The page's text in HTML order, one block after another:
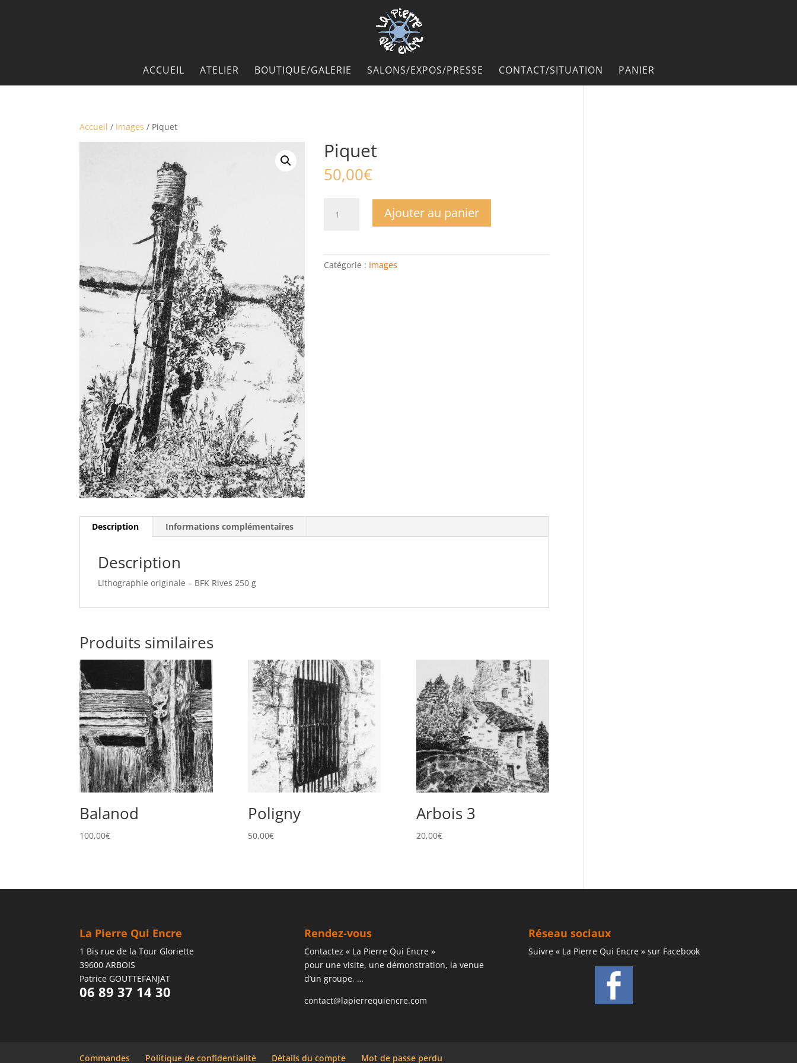
ACCUEIL ATELIER BOUTIQUE/GALERIE SALONS/EXPOS/PRESSE CONTACT/SITUATION PANIER
Accueil / Images / Piquet
Piquet
50,00€
Ajouter au panier
Catégorie : Images
Description Informations complémentaires
Description
Lithographie originale – BFK Rives 250 g
Produits similaires
Balanod
100,00€
Poligny
50,00€
Arbois 3
20,00€
La Pierre Qui Encre
1 Bis rue de la Tour Gloriette
39600 ARBOIS
Patrice GOUTTEFANJAT
06 89 37 14 30
Rendez-vous
Contactez « La Pierre Qui Encre »
pour une visite, une démonstration, la venue
d’un groupe, …
contact@lapierrequiencre.com
Réseau sociaux
Suivre « La Pierre Qui Encre » sur Facebook
Commandes Politique de confidentialité Détails du compte Mot de passe perdu